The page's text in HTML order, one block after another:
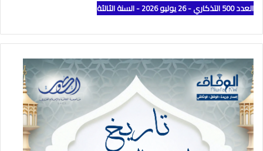
العدد 500 التذكاري - 26 يوليو 2026 - السنة الثالثة